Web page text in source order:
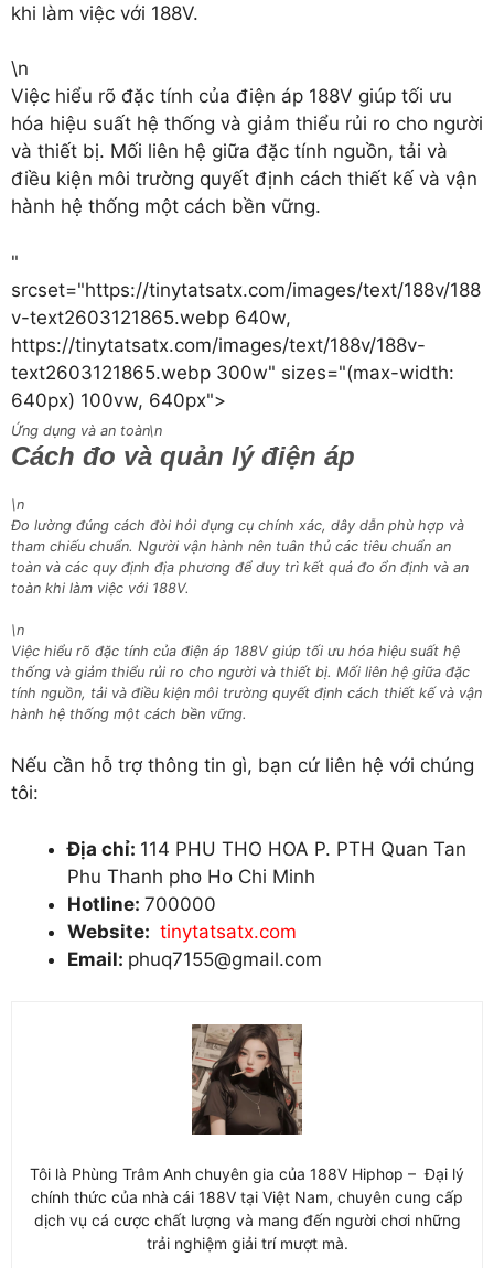
khi làm việc với 188V.
\n
Việc hiểu rõ đặc tính của điện áp 188V giúp tối ưu
hóa hiệu suất hệ thống và giảm thiểu rủi ro cho người
và thiết bị. Mối liên hệ giữa đặc tính nguồn, tải và
điều kiện môi trường quyết định cách thiết kế và vận
hành hệ thống một cách bền vững.
"
srcset="https://tinytatsatx.com/images/text/188v/188
v-text2603121865.webp 640w,
https://tinytatsatx.com/images/text/188v/188v-
text2603121865.webp 300w" sizes="(max-width:
640px) 100vw, 640px">
Ứng dụng và an toàn\n
Cách đo và quản lý điện áp
\n
Đo lường đúng cách đòi hỏi dụng cụ chính xác, dây dẫn phù hợp và
tham chiếu chuẩn. Người vận hành nên tuân thủ các tiêu chuẩn an
toàn và các quy định địa phương để duy trì kết quả đo ổn định và an
toàn khi làm việc với 188V.
\n
Việc hiểu rõ đặc tính của điện áp 188V giúp tối ưu hóa hiệu suất hệ
thống và giảm thiểu rủi ro cho người và thiết bị. Mối liên hệ giữa đặc
tính nguồn, tải và điều kiện môi trường quyết định cách thiết kế và vận
hành hệ thống một cách bền vững.
Nếu cần hỗ trợ thông tin gì, bạn cứ liên hệ với chúng
tôi:
Địa chỉ: 114 PHU THO HOA P. PTH Quan Tan
Phu Thanh pho Ho Chi Minh
Hotline: 700000
Website: tinytatsatx.com
Email: phuq7155@gmail.com
Tôi là Phùng Trâm Anh chuyên gia của 188V Hiphop – Đại lý
chính thức của nhà cái 188V tại Việt Nam, chuyên cung cấp
dịch vụ cá cược chất lượng và mang đến người chơi những
trải nghiệm giải trí mượt mà.